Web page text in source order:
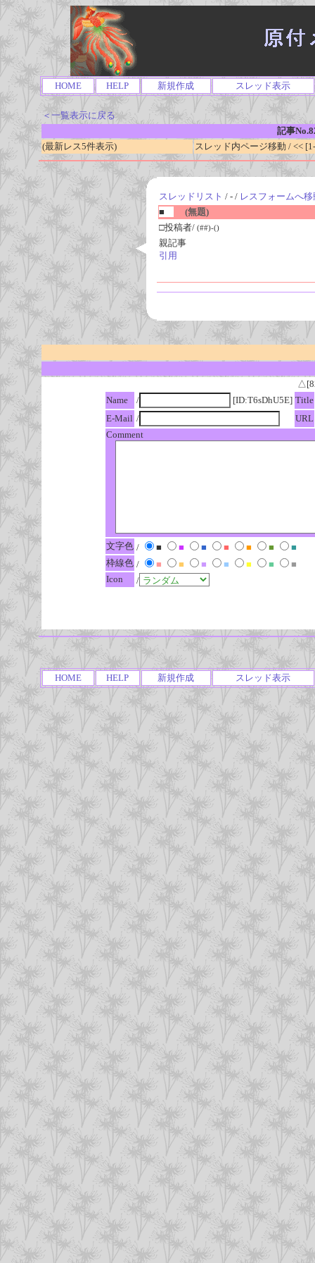
HOME HELP 新規作成 スレッド表示
＜一覧表示に戻る
記事
(最新レス5件表示)
スレッド内ページ移動 / <<
スレッドリスト / - / レスフォームへ移
■
(無題)
□投稿者/ (##)-()
親記事
引用
Name
/ [ID:T6sDhU5E] Title
E-Mail /
URL
Comment
文字色 / ■ ■ ■ ■ ■ ■
■
枠線色 / ■ ■ ■ ■ ■ ■
■
Icon
/
HOME HELP 新規作成 スレッド表示